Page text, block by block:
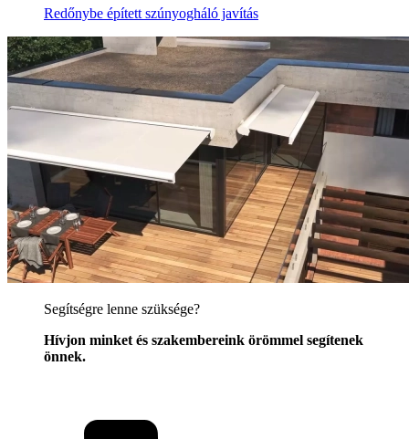
Redőnybe épített szúnyogháló javítás
Segítségre lenne szüksége?
Hívjon minket és szakembereink örömmel segítenek
önnek.